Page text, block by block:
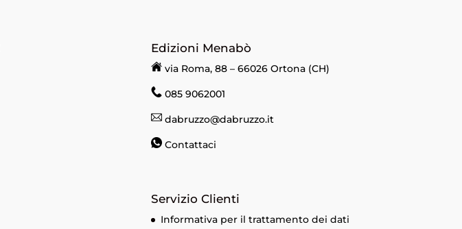
Edizioni Menabò
via Roma, 88 – 66026 Ortona (CH)
085 9062001
dabruzzo@dabruzzo.it
Contattaci
Servizio Clienti
Informativa per il trattamento dei dati